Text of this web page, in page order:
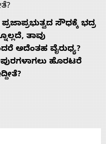
ಸೌಧಕ್ಕೆ ಭದ್ರ
ತಾವು
ಅದೆಂತಹ ವೈರುಧ್ಯ?
ಹೊರಟರೆ